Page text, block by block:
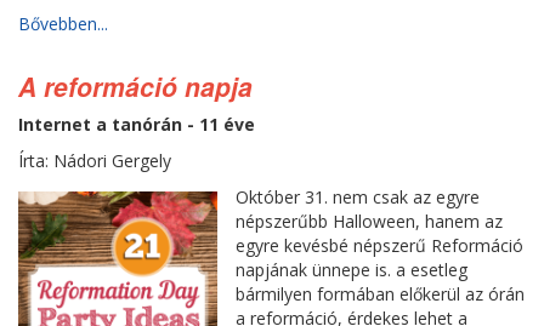
Bővebben...
A reformáció napja
Internet a tanórán - 11 éve
Írta: Nádori Gergely
Október 31. nem csak az egyre
népszerűbb Halloween, hanem az
egyre kevésbé népszerű Reformáció
napjának ünnepe is. a esetleg
bármilyen formában előkerül az órán
a reformáció, érdekes lehet a